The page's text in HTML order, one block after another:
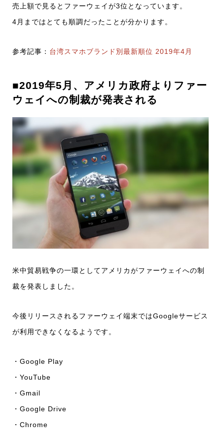
売上額で見るとファーウェイが3位となっています。
4月まではとても順調だったことが分かります。
参考記事： 台湾スマホブランド別最新順位 2019年4月
■2019年5月、アメリカ政府よりファー
ウェイへの制裁が発表される
米中貿易戦争の一環としてアメリカがファーウェイへの制
裁を発表しました。
今後リリースされるファーウェイ端末ではGoogleサービス
が利用できなくなるようです。
・Google Play
・YouTube
・Gmail
・Google Drive
・Chrome